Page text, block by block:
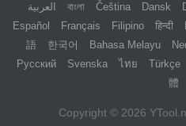
العربية বাংলা Čeština Dansk
Español
Français Filipino हिन्दी
語
한국어 Bahasa Melayu
Русский
Svenska ไทย Türkçe
體
Copyright © 2026